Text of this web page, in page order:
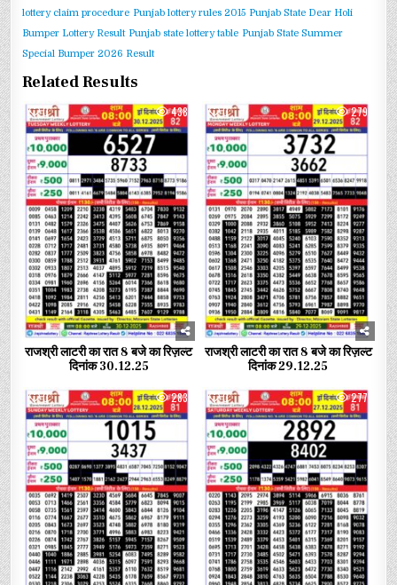
lottery claim procedure Punjab lottery rules 2015 Punjab State Dear Holi
Bumper Lottery Result Punjab state lottery table Punjab State Summer
Special Bumper 2026 Result
Related Results
0 438
राजश्री लाटरी का रात 8 बजे का रिज़ल्ट
दिनांक 30.12.25
0 279
राजश्री लाटरी का रात 8 बजे का रिज़ल्ट
दिनांक 29.12.25
0 283 0 277